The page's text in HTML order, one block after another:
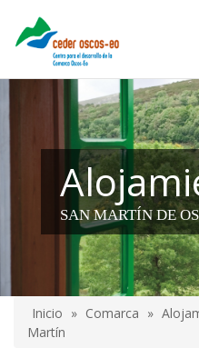
contenido
SAN MARTÍN DE
Sobrescribir
Inicio Comarca
Martín